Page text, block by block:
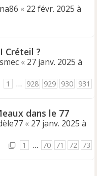
« 22 févr. 2025 à
Créteil ?
« 27 janv. 2025 à
1 … 928 929 930 931
dans le 77
« 27 janv. 2025 à
1 … 70 71 72 73